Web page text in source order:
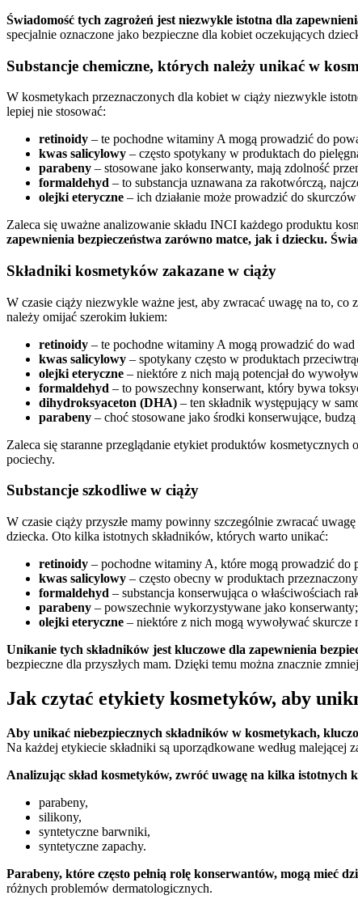
Świadomość tych zagrożeń jest niezwykle istotna dla
specjalnie oznaczone jako bezpieczne dla kobiet oczekujących
Substancje chemiczne, których należy unikać w
W kosmetykach przeznaczonych dla kobiet w ciąży niezwykle
lepiej nie stosować:
retinoidy – te pochodne witaminy A mogą prowadzić do
kwas salicylowy – często spotykany w produktach do
parabeny – stosowane jako konserwanty, mają zdolność
formaldehyd – to substancja uznawana za rakotwórczą,
olejki eteryczne – ich działanie może prowadzić do
Zaleca się uważne analizowanie składu INCI każdego produktu
zapewnienia bezpieczeństwa zarówno matce, jak i dziecku.
Składniki kosmetyków zakazane w ciąży
W czasie ciąży niezwykle ważne jest, aby zwracać uwagę na to,
należy omijać szerokim łukiem:
retinoidy – te pochodne witaminy A mogą prowadzić do
kwas salicylowy – spotykany często w produktach
olejki eteryczne – niektóre z nich mają potencjał do
formaldehyd – to powszechny konserwant, który bywa
dihydroksyaceton (DHA) – ten składnik występujący w
parabeny – choć stosowane jako środki konserwujące,
Zaleca się staranne przeglądanie etykiet produktów
pociechy.
Substancje szkodliwe w ciąży
W czasie ciąży przyszłe mamy powinny szczególnie zwracać
dziecka. Oto kilka istotnych składników, których warto unikać:
retinoidy – pochodne witaminy A, które mogą prowadzić do
kwas salicylowy – często obecny w produktach
formaldehyd – substancja konserwująca o właściwościach
parabeny – powszechnie wykorzystywane jako
olejki eteryczne – niektóre z nich mogą wywoływać skurcze
Unikanie tych składników jest kluczowe dla zapewnienia
bezpieczne dla przyszłych mam. Dzięki temu można znacznie
Jak czytać etykiety kosmetyków, aby
Aby unikać niebezpiecznych składników w kosmetykach,
Na każdej etykiecie składniki są uporządkowane według
Analizując skład kosmetyków, zwróć uwagę na kilka istotnych
parabeny,
silikony,
syntetyczne barwniki,
syntetyczne zapachy.
Parabeny, które często pełnią rolę konserwantów, mogą mieć
różnych problemów dermatologicznych.